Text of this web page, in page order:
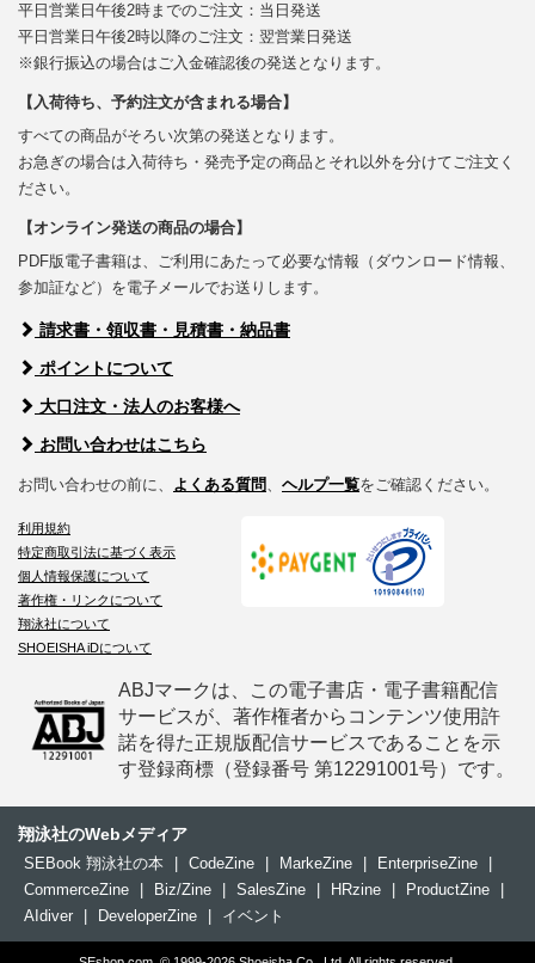
平日営業日午後2時までのご注文：当日発送
平日営業日午後2時以降のご注文：翌営業日発送
※銀行振込の場合はご入金確認後の発送となります。
【入荷待ち、予約注文が含まれる場合】
すべての商品がそろい次第の発送となります。
お急ぎの場合は入荷待ち・発売予定の商品とそれ以外を分けてご注文く
ださい。
【オンライン発送の商品の場合】
PDF版電子書籍は、ご利用にあたって必要な情報（ダウンロード情報、
参加証など）を電子メールでお送りします。
請求書・領収書・見積書・納品書
ポイントについて
大口注文・法人のお客様へ
お問い合わせはこちら
お問い合わせの前に、 よくある質問、 ヘルプ一覧をご確認ください。
利用規約
特定商取引法に基づく表示
個人情報保護について
著作権・リンクについて
翔泳社について
SHOEISHA iDについて
ABJマークは、この電子書店・電子書籍配信
サービスが、著作権者からコンテンツ使用許
諾を得た正規版配信サービスであることを示
す登録商標（登録番号 第12291001号）です。
翔泳社のWebメディア
SEBook 翔泳社の本 CodeZine MarkeZine EnterpriseZine
CommerceZine
Biz/Zine SalesZine HRzine ProductZine
AIdiver
DeveloperZine イベント